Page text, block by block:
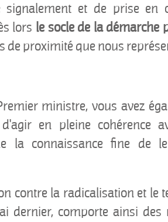
signalement et de prise en
lors le socle de la démarche
de proximité que nous
ministre, vous avez
en pleine cohérence
la connaissance fine de
contre la radicalisation et le
dernier, comporte ainsi des